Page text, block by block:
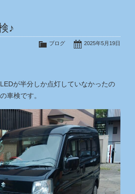
♪
2025年5月19日
ブログ
が半分しか点灯していなかったの
車検です。